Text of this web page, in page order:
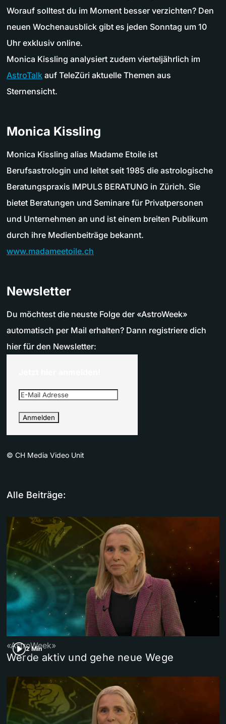
Worauf solltest du im Moment besser verzichten? Den
neuen Wochenausblick gibt es jeden Sonntag um 10
Uhr exklusiv online.
Monica Kissling analysiert zudem vierteljährlich im
AstroTalk auf TeleZüri aktuelle Themen aus
Sternensicht.
Monica Kissling
Monica Kissling alias Madame Etoile ist
Berufsastrologin und leitet seit 1985 die astrologische
Beratungspraxis IMPULS BERATUNG in Zürich. Sie
bietet Beratungen und Seminare für Privatpersonen
und Unternehmen an und ist einem breiten Publikum
durch ihre Medienbeiträge bekannt.
www.madameetoile.ch
Newsletter
Du möchtest die neuste Folge der «AstroWeek»
automatisch per Mail erhalten? Dann registriere dich
hier für den Newsletter:
© CH Media Video Unit
Alle Beiträge:
2 Min
«AstroWeek»
Werde aktiv und gehe neue Wege